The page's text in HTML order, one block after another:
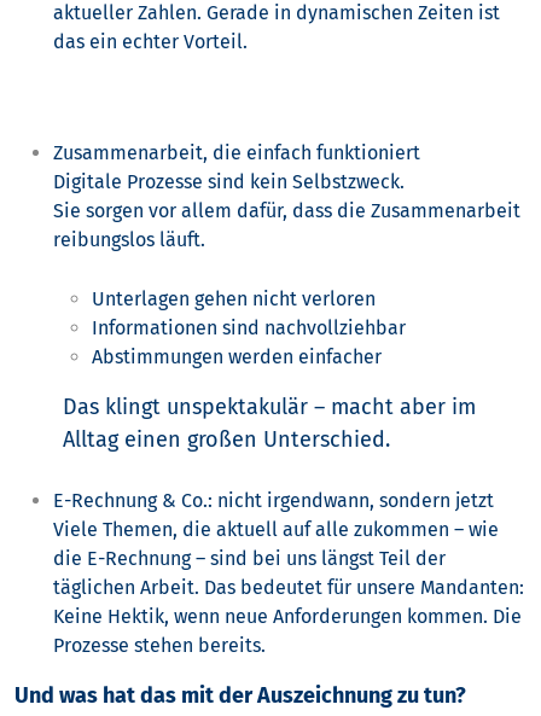
aktueller Zahlen. Gerade in dynamischen Zeiten ist
das ein echter Vorteil.
Zusammenarbeit, die einfach funktioniert
Digitale Prozesse sind kein Selbstzweck.
Sie sorgen vor allem dafür, dass die Zusammenarbeit
reibungslos läuft.
Unterlagen gehen nicht verloren
Informationen sind nachvollziehbar
Abstimmungen werden einfacher
Das klingt unspektakulär – macht aber im
Alltag einen großen Unterschied.
E-Rechnung & Co.: nicht irgendwann, sondern jetzt
Viele Themen, die aktuell auf alle zukommen – wie
die E-Rechnung – sind bei uns längst Teil der
täglichen Arbeit. Das bedeutet für unsere Mandanten:
Keine Hektik, wenn neue Anforderungen kommen. Die
Prozesse stehen bereits.
Und was hat das mit der Auszeichnung zu tun?